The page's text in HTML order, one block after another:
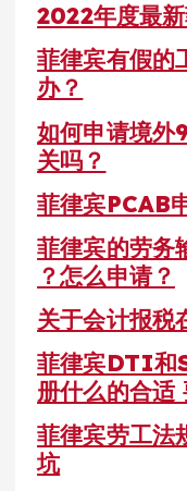
2022年度最
菲律宾有假的
办？
如何申请境外
关吗？
菲律宾PCAB
菲律宾的劳务
？怎么申请？
关于会计报税
菲律宾DTI和
册什么的合适
菲律宾劳工法
坑